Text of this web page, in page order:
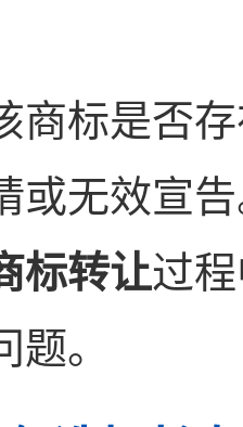
商标是否
或无效宣
标转让过
题。